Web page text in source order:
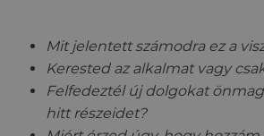
Mit jelentett számodra ez a
Kerested az alkalmat vagy
Felfedeztél új dolgokat
hitt részeidet?